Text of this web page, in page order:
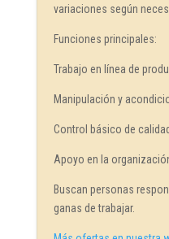
variaciones según
Funciones principales:
Trabajo en línea de
Manipulación y
Control básico de calidad
Apoyo en la
Buscan personas
ganas de trabajar.